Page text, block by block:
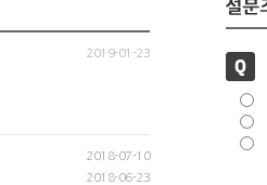
2019-01-23
2018-07-10
2018-06-23